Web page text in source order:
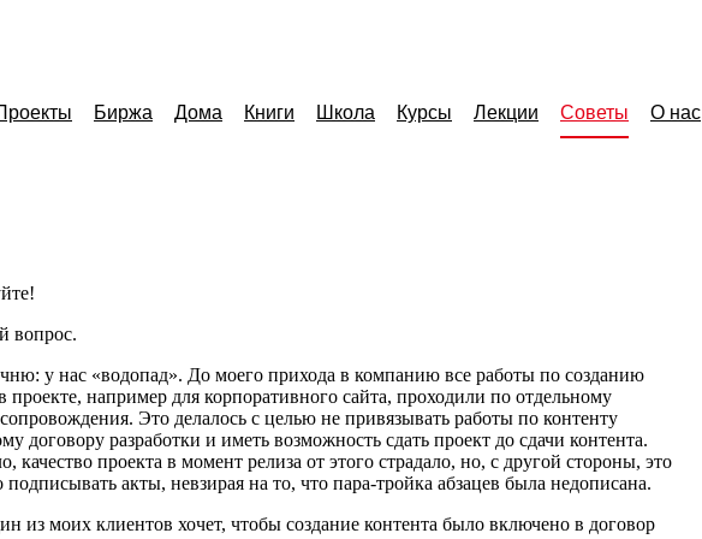
Биржа Дома Книги Школа Курсы Лекции Советы О нас
вопрос.
у нас «водопад». До моего прихода в компанию все работы по созданию
проекте, например для корпоративного сайта, проходили по отдельному
Это делалось с целью не привязывать работы по контенту
договору разработки и иметь возможность сдать проект до сдачи контента.
качество проекта в момент релиза от этого страдало, но, с другой стороны, это
подписывать акты, невзирая на то, что пара-тройка абзацев была недописана.
из моих клиентов хочет, чтобы создание контента было включено в договор